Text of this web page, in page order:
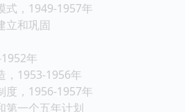
，1949-1957年
和巩固
年
，1953-1956年
度，1956-1957年
一个五年计划